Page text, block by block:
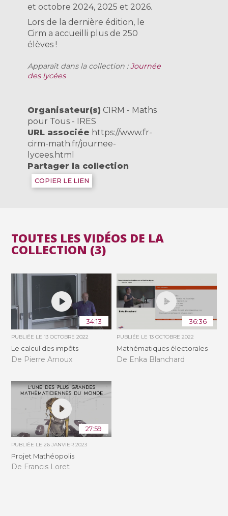
et octobre 2024, 2025 et 2026.
Lors de la dernière édition, le
Cirm a accueilli plus de 250
élèves !
Apparaît dans la collection :Journée
des lycées
Organisateur(s) CIRM - Maths
pour Tous - IRES
URL associée https://www.fr-
cirm-math.fr/journee-
lycees.html
Partager la collection
COPIER LE LIEN
TOUTES LES VIDÉOS DE LA
COLLECTION (3)
34:13
PUBLIÉE LE13 OCTOBRE 2022
Le calcul des impôts
De Pierre Arnoux
36:36
PUBLIÉE LE 13 OCTOBRE 2022
Mathématiques électorales
De Enka Blanchard
27:59
PUBLIÉE LE26 JANVIER 2023
Projet Mathéopolis
De Francis Loret